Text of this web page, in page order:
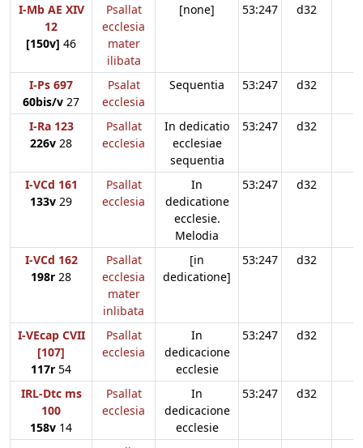
I-Mb AE XIV
12
[150v] 46
Psallat
ecclesia
mater
ilibata
[none] 53:247 d32
I-Ps 697
60bis/v 27
Psalat
ecclesia
Sequentia 53:247 d32
I-Ra 123
226v 28
Psallat
ecclesia
In dedicatio
ecclesiae
sequentia
53:247 d32
I-VCd 161
133v 29
Psallat
ecclesia
In
dedicatione
ecclesie.
Melodia
53:247 d32
I-VCd 162
198r 28
Psallat
ecclesia
mater
inlibata
[in
dedicatione]
53:247 d32
I-VEcap CVII
[107]
117r 54
Psallat
ecclesia
In
dedicacione
ecclesie
53:247 d32
IRL-Dtc ms
100
158v 14
Psallat
ecclesia
In
dedicacione
ecclesie
53:247 d32